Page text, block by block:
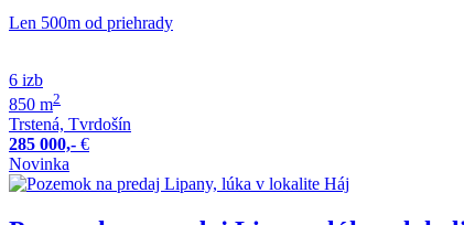
Len 500m od priehrady
6 izb
850 m2
Trstená, Tvrdošín
285 000,- €
Novinka